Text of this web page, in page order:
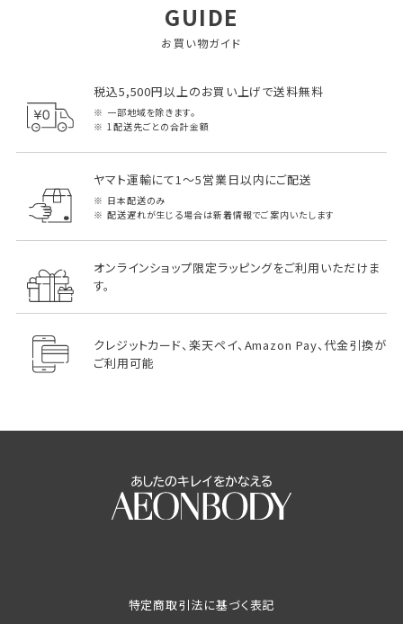
GUIDE
お買い物ガイド
税込5,500円以上のお買い上げで送料無料
一部地域を除きます。
1配送先ごとの合計金額
ヤマト運輸にて1～5営業日以内にご配送
日本配送のみ
配送遅れが生じる場合は新着情報でご案内いたします
オンラインショップ限定ラッピングをご利用いただけま
す。
クレジットカード、楽天ペイ、Amazon Pay、代金引換が
ご利用可能
特定商取引法に基づく表記